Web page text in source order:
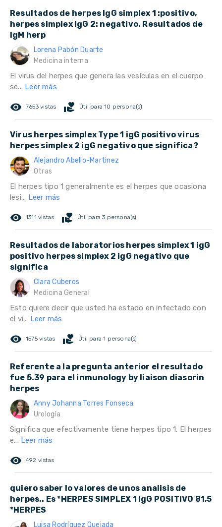
Resultados de herpes IgG simplex 1 :positivo,
herpes simplex IgG 2: negativo. Resultados de
IgM herp
Lorena Pabón Duarte
Medicina interna
El virus del herpes que genera las vesículas en el cuerpo
se... Leer más
remove_red_eye 7653 vistas volunteer_activism Útil para 10 persona(s)
Virus herpes simplex Type 1 igG positivo virus
herpes simplex 2 igG negativo que significa?
Alejandro Abello-Martinez
Otras
El herpes tipo 1 generalmente es el herpes que ocasiona
lesi... Leer más
remove_red_eye 1311 vistas volunteer_activism Útil para 3 persona(s)
Resultados de laboratorios herpes simplex 1 igG
positivo herpes simplex 2 igG negativo que
significa
Clara Cuberos
Medicina General
Esto quiere decir que usted ha estado en infectado con
el vi... Leer más
remove_red_eye 1575 vistas volunteer_activism Útil para 1 persona(s)
Referente a la pregunta anterior el resultado
fue 5.39 para el inmunology by liaison diasorin
herpes
Anny Johanna Torres Fonseca
Urología
Significa que efectivamente tiene herpes tipo 1. El herpes
e... Leer más
remove_red_eye 492 vistas
quiero saber lo valores de unos analisis de
herpes.. Es *HERPES SIMPLEX 1 igG POSITIVO 81,5
*HERPES
Luisa Rodríguez Quejada